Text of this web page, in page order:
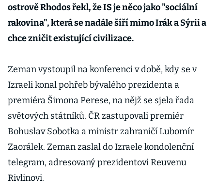
ostrově Rhodos řekl, že IS je něco jako "sociální
rakovina", která se nadále šíří mimo Irák a Sýrii a
chce zničit existující civilizace.
Zeman vystoupil na konferenci v době, kdy se v
Izraeli konal pohřeb bývalého prezidenta a
premiéra Šimona Perese, na nějž se sjela řada
světových státníků. ČR zastupovali premiér
Bohuslav Sobotka a ministr zahraničí Lubomír
Zaorálek. Zeman zaslal do Izraele kondolenční
telegram, adresovaný prezidentovi Reuvenu
Rivlinovi.